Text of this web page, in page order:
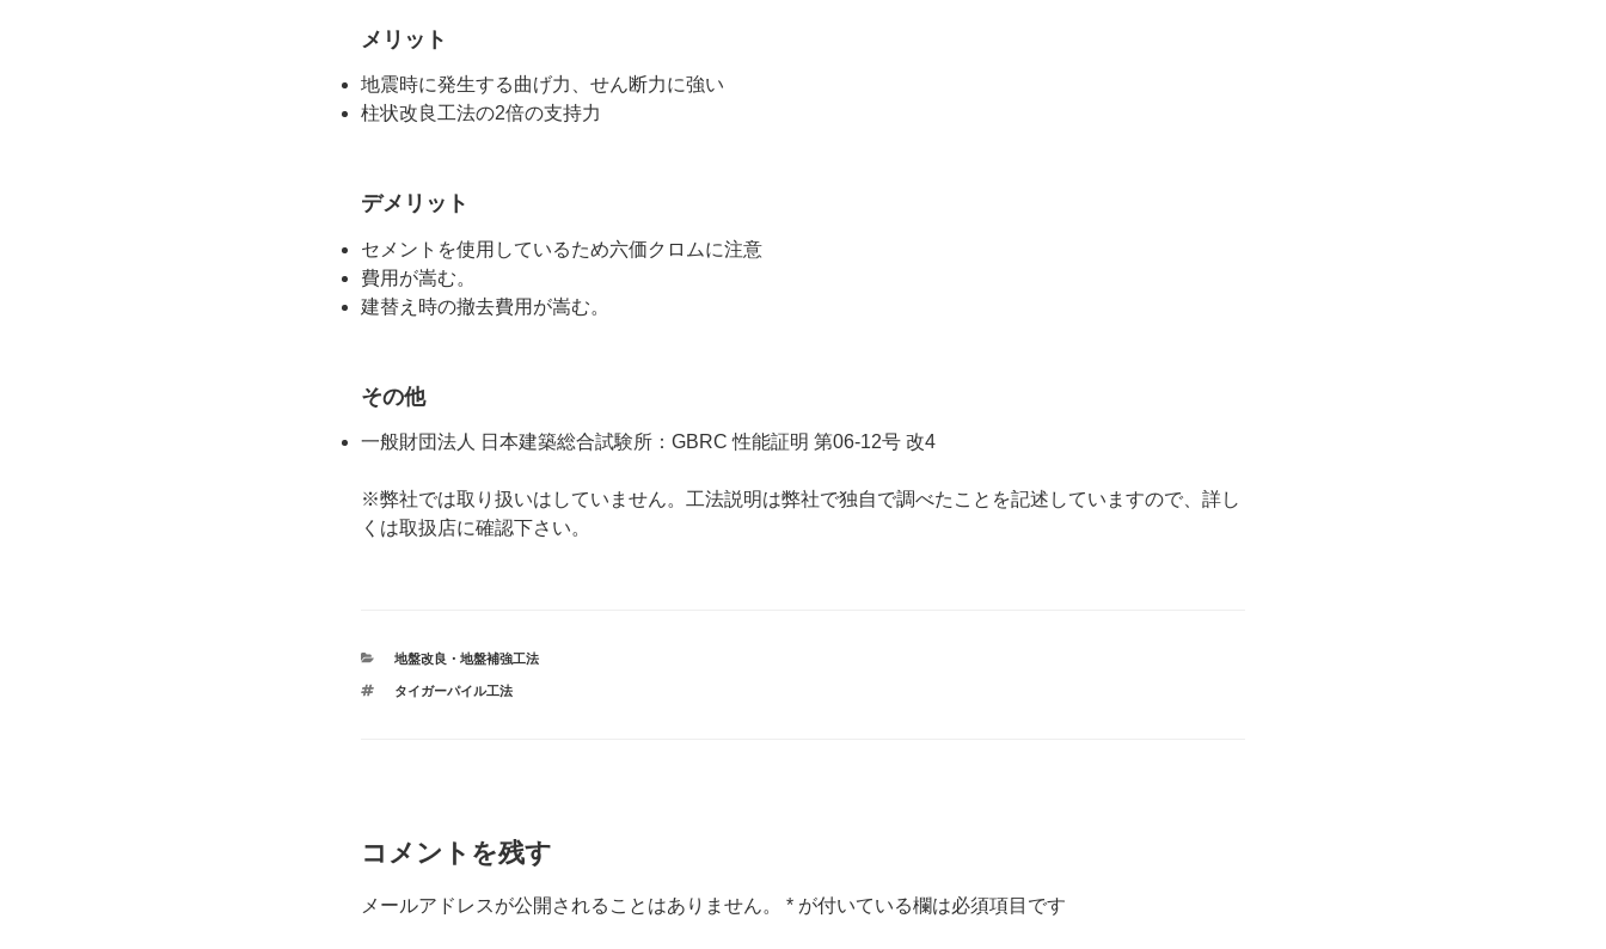
メリット
地震時に発生する曲げ力、せん断力に強い
柱状改良工法の2倍の支持力
デメリット
セメントを使用しているため六価クロムに注意
費用が嵩む。
建替え時の撤去費用が嵩む。
その他
一般財団法人 日本建築総合試験所：GBRC 性能証明 第06-12号 改4
※弊社では取り扱いはしていません。工法説明は弊社で独自で調べたことを記述していますので、詳し
くは取扱店に確認下さい。
カ
ゴ
地盤改良・地盤補強工法
タ
タイガーパイル工法
コメントを残す
メールアドレスが公開されることはありません。 * が付いている欄は必須項目です